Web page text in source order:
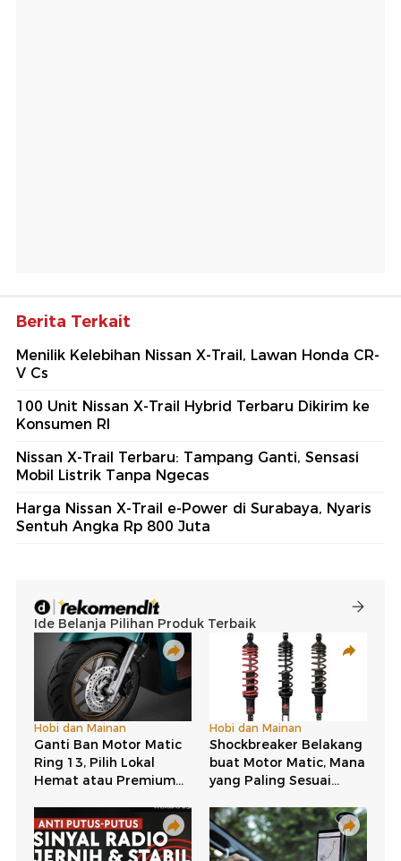
Berita Terkait
Menilik Kelebihan Nissan X-Trail, Lawan Honda CR-
V Cs
100 Unit Nissan X-Trail Hybrid Terbaru Dikirim ke
Konsumen RI
Nissan X-Trail Terbaru: Tampang Ganti, Sensasi
Mobil Listrik Tanpa Ngecas
Harga Nissan X-Trail e-Power di Surabaya, Nyaris
Sentuh Angka Rp 800 Juta